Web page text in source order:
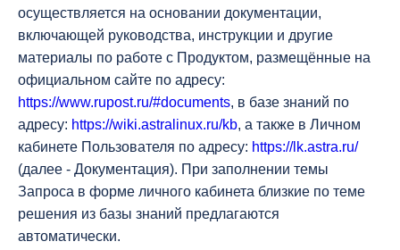
осуществляется на основании документации,
включающей руководства, инструкции и другие
материалы по работе с Продуктом, размещённые на
официальном сайте по адресу:
https://www.rupost.ru/#documents, в базе знаний по
адресу: https://wiki.astralinux.ru/kb, а также в Личном
кабинете Пользователя по адресу: https://lk.astra.ru/
(далее - Документация). При заполнении темы
Запроса в форме личного кабинета близкие по теме
решения из базы знаний предлагаются
автоматически.